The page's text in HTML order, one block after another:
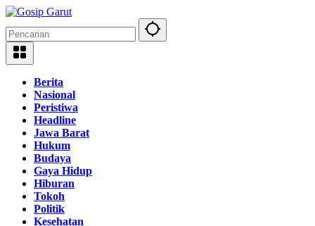
Langsung
konten
Berita
Nasional
Peristiwa
Headline
Jawa Barat
Hukum
Budaya
Gaya Hidup
Hiburan
Tokoh
Politik
Kesehatan